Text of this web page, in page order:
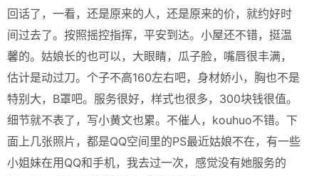
回话了，一看，还是原来的人，还是原来的价，就约好时
间过去了。按照摇控指挥，平安到达。小屋还不错，挺温
馨的。姑娘长的也可以，大眼睛，瓜子脸，嘴唇很丰满，
估计是动过刀。个子不高160左右吧，身材娇小，胸也不是
特别大，B罩吧。服务很好，样式也很多，300块钱很值。
细节就不表了，写小黄文也累。不催人，kouhuo不错。下
面上几张照片，都是QQ空间里的PS最近姑娘不在，有一些
小姐妹在用QQ和手机，我去过一次，感觉没有她服务的